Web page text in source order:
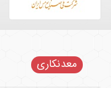
معدنکاری